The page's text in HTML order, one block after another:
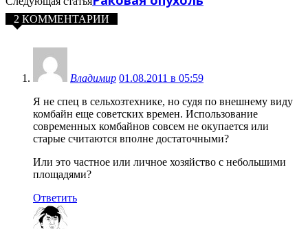
2 КОММЕНТАРИИ
Владимир 01.08.2011 в 05:59
Я не спец в сельхозтехнике, но судя по внешнему виду
комбайн еще советских времен. Использование
современных комбайнов совсем не окупается или
старые считаются вполне достаточными?
Или это частное или личное хозяйство с небольшими
площадями?
Ответить